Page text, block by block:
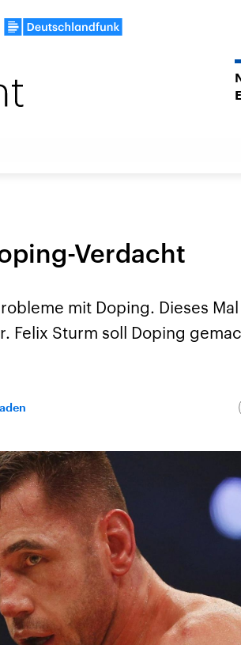
Verdacht
mit Doping. Dieses
Felix Sturm soll Doping